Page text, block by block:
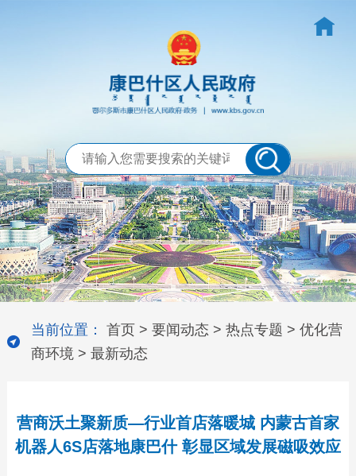
当前位置： 首页 > 要闻动态 > 热点专题 > 优化营
商环境> 最新动态
营商沃土聚新质—行业首店落暖城 内蒙古首家
机器人6S店落地康巴什 彰显区域发展磁吸效应